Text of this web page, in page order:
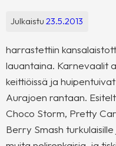
Julkaistu23.5.2013
harrastettiin
lauantaina. Karnevaalit
keittiöissä ja
Aurajoen rantaan.
Choco Storm, Pretty
Berry Smash